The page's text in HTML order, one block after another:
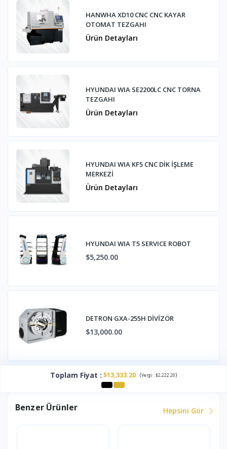
HANWHA XD10 CNC CNC KAYAR
OTOMAT TEZGAHI
Ürün Detayları
HYUNDAI WIA SE2200LC CNC TORNA
TEZGAHI
Ürün Detayları
HYUNDAI WIA KF5 CNC DİK İŞLEME
MERKEZİ
Ürün Detayları
HYUNDAI WIA T5 SERVICE ROBOT
$5,250.00
DETRON GXA-255H DİVİZÖR
$13,000.00
Toplam Fiyat : $13,333.20 (Vergi :$2,222.20)
Benzer Ürünler Hepsini Gör